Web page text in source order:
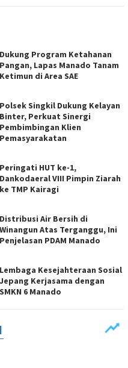
Dukung Program Ketahanan
Pangan, Lapas Manado Tanam
Ketimun di Area SAE
Polsek Singkil Dukung Kelayan
Binter, Perkuat Sinergi
Pembimbingan Klien
Pemasyarakatan
Peringati HUT ke-1,
Dankodaeral VIII Pimpin Ziarah
ke TMP Kairagi
Distribusi Air Bersih di
Winangun Atas Terganggu, Ini
Penjelasan PDAM Manado
Lembaga Kesejahteraan Sosial
Jepang Kerjasama dengan
SMKN 6 Manado